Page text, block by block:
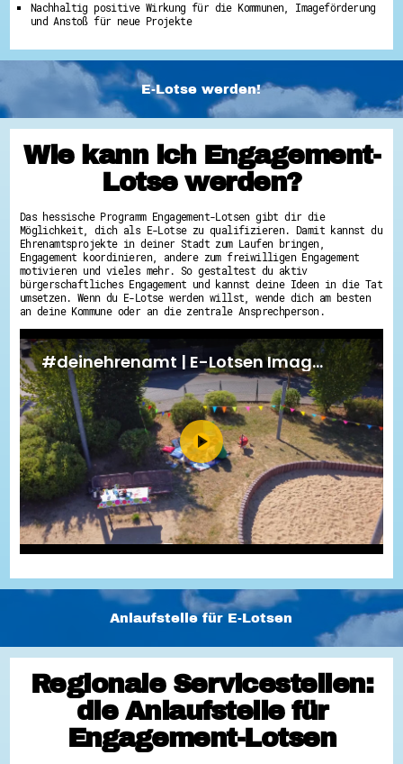
Nachhaltig positive Wirkung für die Kommunen, Imageförderung
und Anstoß für neue Projekte
E-Lotse werden!
Wie kann ich Engagement-
Lotse werden?
Das hessische Programm Engagement-Lotsen gibt dir die
Möglichkeit, dich als E-Lotse zu qualifizieren. Damit kannst du
Ehrenamtsprojekte in deiner Stadt zum Laufen bringen,
Engagement koordinieren, andere zum freiwilligen Engagement
motivieren und vieles mehr. So gestaltest du aktiv
bürgerschaftliches Engagement und kannst deine Ideen in die Tat
umsetzen. Wenn du E-Lotse werden willst, wende dich am besten
an deine Kommune oder an die zentrale Ansprechperson.
Anlaufstelle für E-Lotsen
Regionale Servicestellen:
die Anlaufstelle für
Engagement-Lotsen